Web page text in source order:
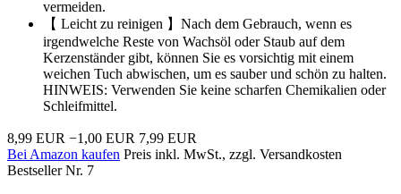
vermeiden.
【 Leicht zu reinigen 】Nach dem Gebrauch, wenn es
irgendwelche Reste von Wachsöl oder Staub auf dem
Kerzenständer gibt, können Sie es vorsichtig mit einem
weichen Tuch abwischen, um es sauber und schön zu halten.
HINWEIS: Verwenden Sie keine scharfen Chemikalien oder
Schleifmittel.
8,99 EUR −1,00 EUR 7,99 EUR
Bei Amazon kaufen Preis inkl. MwSt., zzgl. Versandkosten
Bestseller Nr. 7